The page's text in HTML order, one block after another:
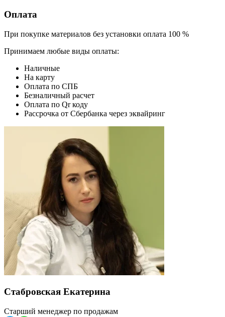
Оплата
При покупке материалов без установки оплата 100 %
Принимаем любые виды оплаты:
Наличные
На карту
Оплата по СПБ
Безналичный расчет
Оплата по Qr коду
Рассрочка от Сбербанка через эквайринг
Стабровская Екатерина
Старший менеджер по продажам